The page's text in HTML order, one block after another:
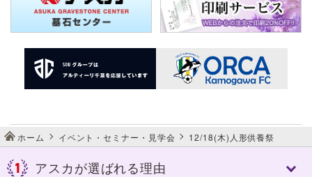
ホーム イベント・セミナー・見学会 12/18(木)人形供養祭
アスカが選ばれる理由